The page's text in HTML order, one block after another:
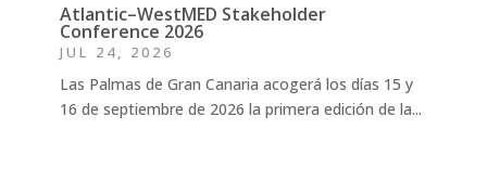
Atlantic–WestMED Stakeholder
Conference 2026
JUL 24, 2026
Las Palmas de Gran Canaria acogerá los días 15 y
16 de septiembre de 2026 la primera edición de la...